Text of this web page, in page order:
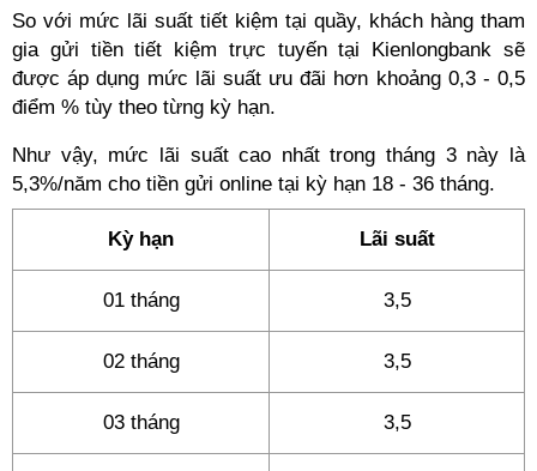
So với mức lãi suất tiết kiệm tại quầy, khách hàng tham
gia gửi tiền tiết kiệm trực tuyến tại Kienlongbank sẽ
được áp dụng mức lãi suất ưu đãi hơn khoảng 0,3 - 0,5
điểm % tùy theo từng kỳ hạn.
Như vậy, mức lãi suất cao nhất trong tháng 3 này là
5,3%/năm cho tiền gửi online tại kỳ hạn 18 - 36 tháng.
Kỳ hạn Lãi suất
01 tháng 3,5
02 tháng 3,5
03 tháng 3,5